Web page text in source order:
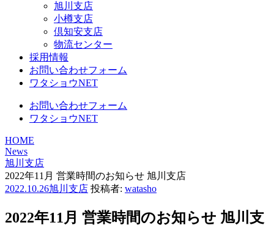
旭川支店
小樽支店
倶知安支店
物流センター
採用情報
お問い合わせフォーム
ワタショウNET
お問い合わせフォーム
ワタショウNET
HOME
News
旭川支店
2022年11月 営業時間のお知らせ 旭川支店
投
日:
2022.10.26旭川支店 投稿者: watasho
2022年11月 営業時間のお知らせ 旭川支